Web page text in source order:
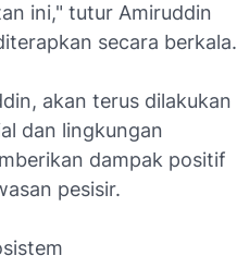
ini," tutur Amiruddin
secara berkala.
akan terus dilakukan
dan lingkungan
dampak positif
pesisir.